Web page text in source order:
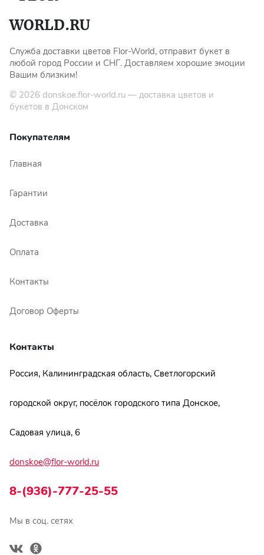
Служба доставки цветов Flor-World, отправит букет в
любой город России и СНГ. Доставляем хорошие эмоции
Вашим близким!
© 2026 donskoe.flor-world.ru — доставка цветов и
букетов в Донском
Покупателям
Главная
Гарантии
Доставка
Оплата
Контакты
Договор Оферты
Контакты
Россия, Калининградская область, Светлогорский
городской округ, посёлок городского типа Донское,
Садовая улица, 6
donskoe@flor-world.ru
8-(936)-777-25-55
Мы в соц. сетях